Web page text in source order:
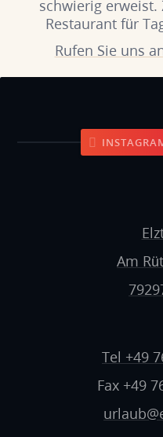
schwierig erweist.
Restaurant für
Rufen Sie uns
Am
Tel +49
Fax +49